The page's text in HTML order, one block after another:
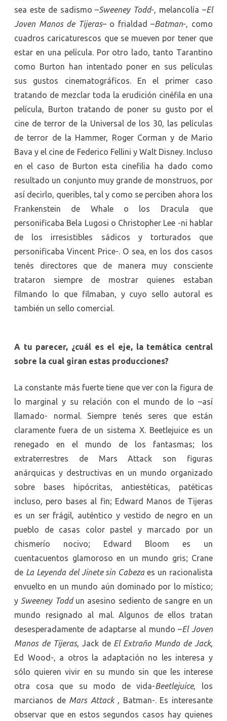
sea este de sadismo –Sweeney Todd-, melancolía –El
Joven Manos de Tijeras– o frialdad –Batman-, como
cuadros caricaturescos que se mueven por tener que
estar en una película. Por otro lado, tanto Tarantino
como Burton han intentado poner en sus películas
sus gustos cinematográficos. En el primer caso
tratando de mezclar toda la erudición cinéfila en una
película, Burton tratando de poner su gusto por el
cine de terror de la Universal de los 30, las películas
de terror de la Hammer, Roger Corman y de Mario
Bava y el cine de Federico Fellini y Walt Disney. Incluso
en el caso de Burton esta cinefilia ha dado como
resultado un conjunto muy grande de monstruos, por
así decirlo, queribles, tal y como se perciben ahora los
Frankenstein de Whale o los Dracula que
personificaba Bela Lugosi o Christopher Lee -ni hablar
de los irresistibles sádicos y torturados que
personificaba Vincent Price-. O sea, en los dos casos
tenés directores que de manera muy consciente
trataron siempre de mostrar quienes estaban
filmando lo que filmaban, y cuyo sello autoral es
también un sello comercial.
A tu parecer, ¿cuál es el eje, la temática central
sobre la cual giran estas producciones?
La constante más fuerte tiene que ver con la figura de
lo marginal y su relación con el mundo de lo –así
llamado- normal. Siempre tenés seres que están
claramente fuera de un sistema X. Beetlejuice es un
renegado en el mundo de los fantasmas; los
extraterrestres de Mars Attack son figuras
anárquicas y destructivas en un mundo organizado
sobre bases hipócritas, antiestéticas, patéticas
incluso, pero bases al fin; Edward Manos de Tijeras
es un ser frágil, auténtico y vestido de negro en un
pueblo de casas color pastel y marcado por un
chismerío nocivo; Edward Bloom es un
cuentacuentos glamoroso en un mundo gris; Crane
de La Leyenda del Jinete sin Cabezaes un racionalista
envuelto en un mundo aún dominado por lo místico;
y Sweeney Toddun asesino sediento de sangre en un
mundo resignado al mal. Algunos de ellos tratan
desesperadamente de adaptarse al mundo –El Joven
Manos de Tijeras, Jack de El Extraño Mundo de Jack,
Ed Wood-, a otros la adaptación no les interesa y
sólo quieren vivir en su mundo sin que les interese
otra cosa que su modo de vida-Beetlejuice, los
marcianos de Mars Attack, Batman-. Es interesante
observar que en estos segundos casos hay quienes